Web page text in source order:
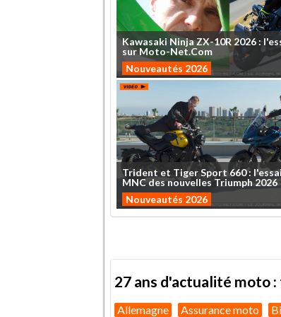
Kawasaki NinjaZX-10R 2026 :
sur Moto-Net.Com
Nouveautés 2026
Trident et TigerSport 660:
MNCdesnouvelles Triumph2026
Nouveautés 2026
27 ans d'actualité moto :
Allemagne Assurance moto